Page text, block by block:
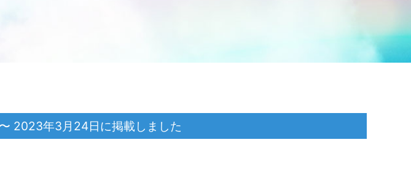
2023年3月24日に掲載しました